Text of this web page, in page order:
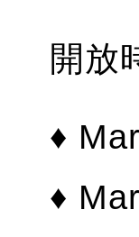
開放
♦
♦